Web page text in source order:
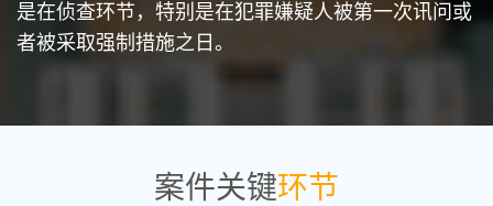
是在侦查环节，特别是在犯罪嫌疑人被第一次讯问或
者被采取强制措施之日。
案件关键环节